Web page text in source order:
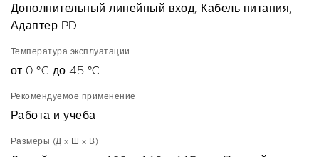
Дополнительный линейный вход, Кабель питания,
Адаптер PD
Температура эксплуатации
от 0 °C до 45 °C
Рекомендуемое применение
Работа и учеба
Размеры (Д x Ш x В)